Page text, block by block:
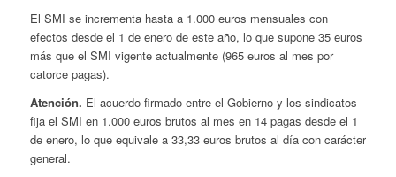
El SMI se incrementa hasta a 1.000 euros mensuales con
efectos desde el 1 de enero de este año, lo que supone 35 euros
más que el SMI vigente actualmente (965 euros al mes por
catorce pagas).
Atención. El acuerdo firmado entre el Gobierno y los sindicatos
fija el SMI en 1.000 euros brutos al mes en 14 pagas desde el 1
de enero, lo que equivale a 33,33 euros brutos al día con carácter
general.